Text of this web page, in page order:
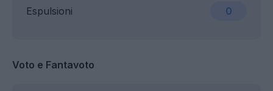
Espulsioni 0
Voto e Fantavoto